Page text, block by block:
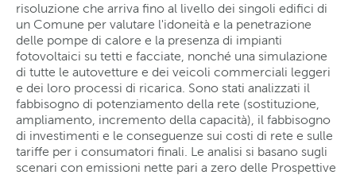
risoluzione che arriva fino al livello dei singoli edifici di
un Comune per valutare l'idoneità e la penetrazione
delle pompe di calore e la presenza di impianti
fotovoltaici su tetti e facciate, nonché una simulazione
di tutte le autovetture e dei veicoli commerciali leggeri
e dei loro processi di ricarica. Sono stati analizzati il
fabbisogno di potenziamento della rete (sostituzione,
ampliamento, incremento della capacità), il fabbisogno
di investimenti e le conseguenze sui costi di rete e sulle
tariffe per i consumatori finali. Le analisi si basano sugli
scenari con emissioni nette pari a zero delle Prospettive